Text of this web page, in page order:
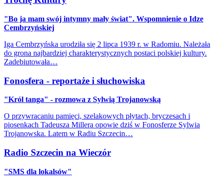
"Bo ja mam swój intymny mały świat". Wspomnienie o Idze
Cembrzyńskiej
Iga Cembrzyńska urodziła się 2 lipca 1939 r. w Radomiu. Należała
do grona najbardziej charakterystycznych postaci polskiej kultury.
Zadebiutowała…
Fonosfera - reportaże i słuchowiska
"Król tanga" - rozmowa z Sylwią Trojanowską
O przywracaniu pamięci, szelakowych płytach, bryczesach i
piosenkach Tadeusza Millera opowie dziś w Fonosferze Sylwia
Trojanowska. Latem w Radiu Szczecin…
Radio Szczecin na Wieczór
"SMS dla lokalsów"